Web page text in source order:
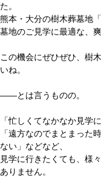
た。
熊本・大分の樹木葬墓地
墓地のご見学に最適な、
この機会にぜひぜひ、樹
いね。
――とは言うものの。
「忙しくてなかなか見学
「遠方なのでまとまった
ない」などなど、
見学に行きたくても、様
ありません。